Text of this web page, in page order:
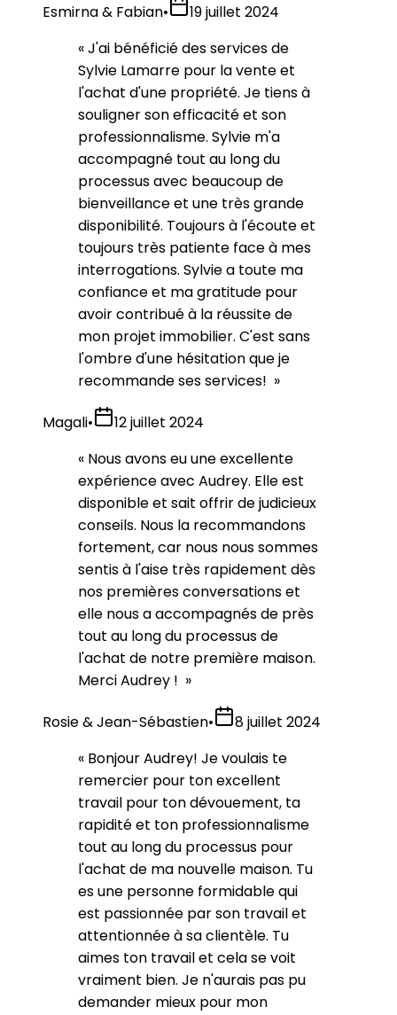
Esmirna & Fabian•
19 juillet 2024
«J'ai bénéficié des services de
Sylvie Lamarre pour la vente et
l'achat d'une propriété. Je tiens à
souligner son efficacité et son
professionnalisme. Sylvie m'a
accompagné tout au long du
processus avec beaucoup de
bienveillance et une très grande
disponibilité. Toujours à l'écoute et
toujours très patiente face à mes
interrogations. Sylvie a toute ma
confiance et ma gratitude pour
avoir contribué à la réussite de
mon projet immobilier. C'est sans
l'ombre d'une hésitation que je
recommande ses services! »
Magali•
12 juillet 2024
« Nous avons eu une excellente
expérience avec Audrey. Elle est
disponible et sait offrir de judicieux
conseils. Nous la recommandons
fortement, car nous nous sommes
sentis à l'aise très rapidement dès
nos premières conversations et
elle nous a accompagnés de près
tout au long du processus de
l'achat de notre première maison.
Merci Audrey ! »
Rosie & Jean-Sébastien•
8 juillet 2024
« Bonjour Audrey! Je voulais te
remercier pour ton excellent
travail pour ton dévouement, ta
rapidité et ton professionnalisme
tout au long du processus pour
l'achat de ma nouvelle maison. Tu
es une personne formidable qui
est passionnée par son travail et
attentionnée à sa clientèle. Tu
aimes ton travail et cela se voit
vraiment bien. Je n'aurais pas pu
demander mieux pour mon